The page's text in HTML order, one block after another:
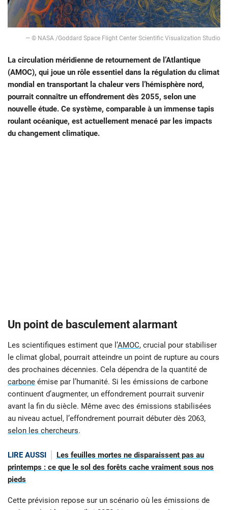
— © NASA /Goddard Space Flight Center Scientific Visualization Studio
La circulation méridienne de retournement de l’Atlantique
(AMOC), qui joue un rôle essentiel dans la régulation du climat
mondial en transportant la chaleur vers l’hémisphère nord,
pourrait connaître un effondrement dès 2055, selon une
nouvelle étude. Ce système, comparable à un immense tapis
roulant océanique, est actuellement menacé par les impacts
du changement climatique.
Un point de basculement alarmant
Les scientifiques estiment que l’AMOC, crucial pour stabiliser
le climat global, pourrait atteindre un point de rupture au cours
des prochaines décennies. Cela dépendra de la quantité de
carbone émise par l’humanité. Si les émissions de carbone
continuent d’augmenter, un effondrement pourrait survenir
avant la fin du siècle. Même avec des émissions stabilisées
au niveau actuel, l’effondrement pourrait débuter dès 2063,
selon les chercheurs.
LIRE AUSSI
Les feuilles mortes ne disparaissent pas au
printemps : ce que le sol des forêts cache vraiment sous nos
pieds
Cette prévision repose sur un scénario où les émissions de